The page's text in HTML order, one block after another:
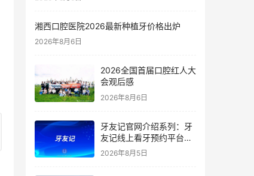
湘西口腔医院2026最新种植牙价格出炉
2026年8月6日
2026全国首届口腔红人大
会观后感
2026年8月6日
牙友记官网介绍系列：牙
友记线上看牙预约平台是
干什么的？靠谱吗？
2026年8月5日